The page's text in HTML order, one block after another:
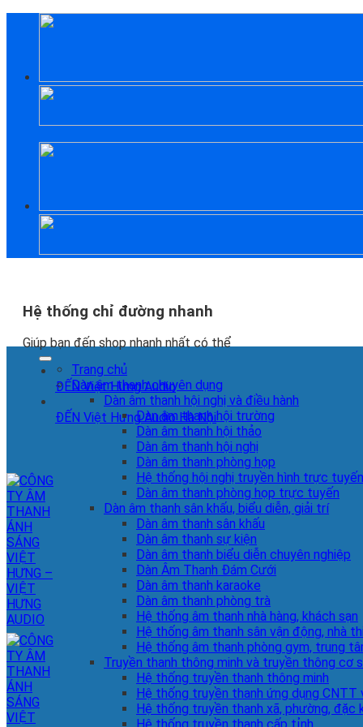
Hệ thống chỉ đường nhanh
Giúp bạn đến shop nhanh nhất có thể
ĐẾN Việt Hưng Audio
ĐẾN Việt Hưng Audio Hà Nội
Trang chủ
Dàn âm thanh chuyên dụng
Dàn âm thanh hội nghị và điều hành
Dàn âm thanh hội trường
Dàn âm thanh hội thảo
Dàn âm thanh hội nghị
Dàn âm thanh phòng họp
Hệ thống hội nghị truyền hình trực tuyến
Dàn âm thanh phòng họp trực tuyến
Dàn âm thanh sân khấu, biểu diễn, giải trí
Dàn âm thanh sân khấu
Dàn âm thanh sự kiện
Dàn âm thanh biểu diễn chuyên nghiệp
Dàn Âm Thanh Đám Cưới
Dàn âm thanh karaoke
Dàn âm thanh phòng trà
Hệ thống âm thanh nhà hàng, khách sạn
Hệ thống âm thanh sân vận động, nhà
Hệ thống âm thanh phòng gym, trung
Truyền thanh thông minh và truyền thông cơ
Hệ thống truyền thanh thông minh
Hệ thống truyền thanh ứng dụng CNTT
Hệ thống truyền thanh xã, phường, đặc